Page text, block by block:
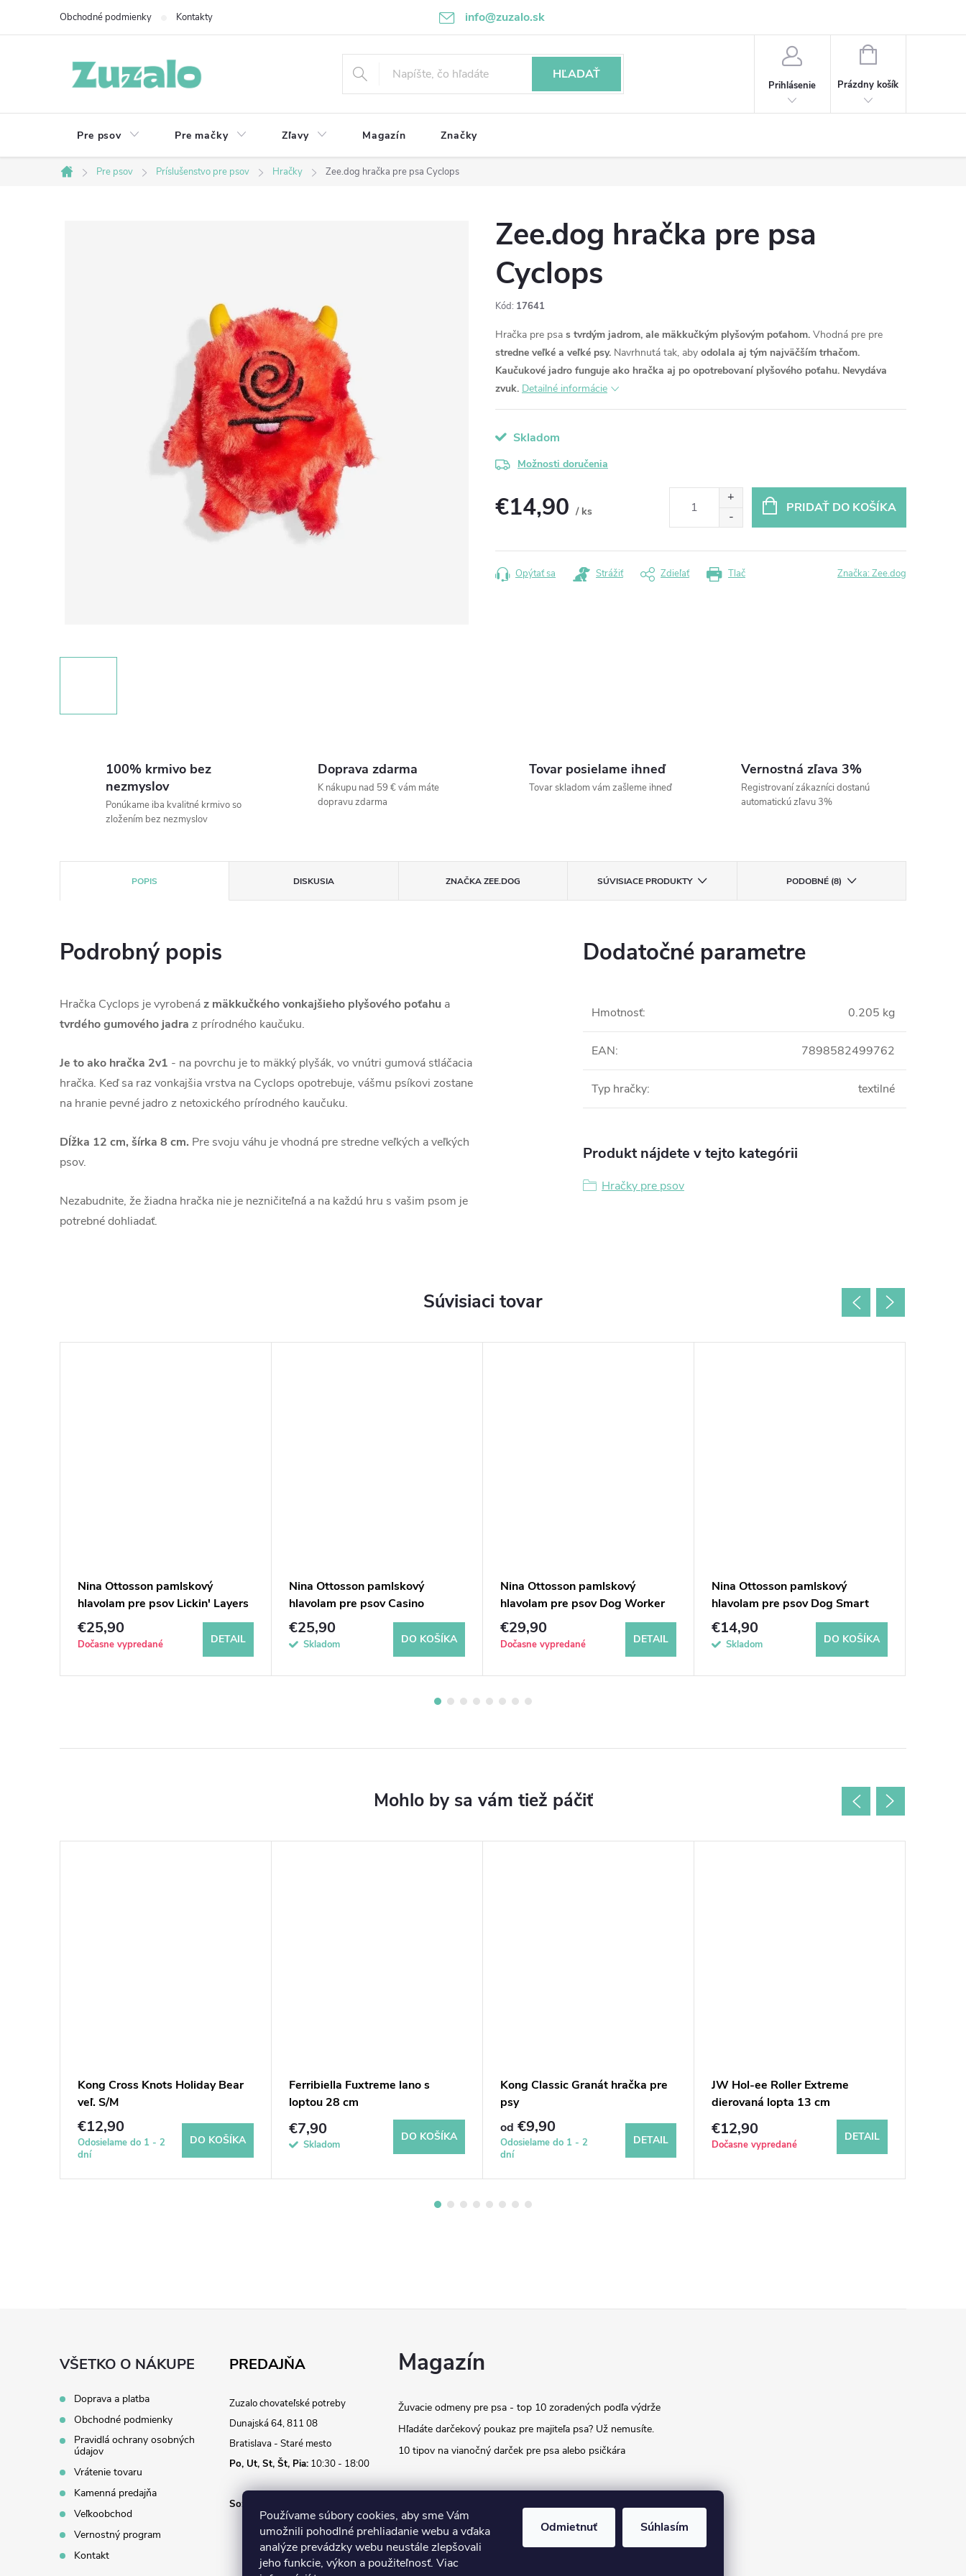
Používame súbory cookies, aby sme Vám
umožnili pohodlné prehliadanie webu a vďaka
analýze prevádzky webu neustále zlepšovali
jeho funkcie, výkon a použiteľnosť. Viac
Odmietnuť Súhlasím
info@zuzalo.sk
Obchodné podmienky Kontakty
HĽADAŤ
Prihlásenie
NÁKUPNÝ
Prázdny košík
Pre psov Pre mačky Zľavy Magazín Značky
Domov
Pre psov Príslušenstvo pre psov Hračky Zee.dog hračka pre psa Cyclops
Zee.dog hračka pre psa
Cyclops
Kód: 17641
Hračka pre psa s tvrdým jadrom, ale mäkkučkým plyšovým poťahom. Vhodná pre pre
stredne veľké a veľké psy. Navrhnutá tak, aby odolala aj tým najväčším trhačom.
Kaučukové jadro funguje ako hračka aj po opotrebovaní plyšového poťahu. Nevydáva
zvuk. Detailné informácie
Skladom
Možnosti doručenia
€14,90 / ks
PRIDAŤ DO KOŠÍKA
Tlač
Opýtať sa Strážiť Zdieľať Značka: Zee.dog
100% krmivo bez
nezmyslov
Ponúkame iba kvalitné krmivo so
zložením bez nezmyslov
Doprava zdarma
K nákupu nad 59 € vám máte
dopravu zdarma
Tovar posielame ihneď
Tovar skladom vám zašleme ihneď
Vernostná zľava 3%
Registrovaní zákazníci dostanú
automatickú zľavu 3%
POPIS DISKUSIA ZNAČKAZEE.DOG SÚVISIACE PRODUKTY PODOBNÉ (8)
Podrobný popis
Hračka Cyclops je vyrobenáz mäkkučkého vonkajšieho plyšového poťahu a
tvrdého gumového jadra z prírodného kaučuku.
Je to ako hračka 2v1 - na povrchu je to mäkký plyšák, vo vnútri gumová stláčacia
hračka. Keď sa raz vonkajšia vrstva na Cyclops opotrebuje, vášmu psíkovi zostane
na hranie pevné jadro z netoxického prírodného kaučuku.
Dĺžka 12 cm, šírka 8 cm. Pre svoju váhu je vhodná pre stredne veľkých a veľkých
psov.
Nezabudnite, že žiadna hračka nie je nezničiteľná a na každú hru s vašim psom je
potrebné dohliadať.
Dodatočné parametre
Hmotnosť: 0.205 kg
EAN: 7898582499762
Typ hračky: textilné
Produkt nájdete v tejto kategórii
Hračky pre psov
Súvisiaci tovar
Nina Ottosson pamlskový
hlavolam pre psov Lickin' Layers
€25,90
Dočasne vypredané DETAIL
Nina Ottosson pamlskový
hlavolam pre psov Casino
€25,90
Skladom DO KOŠÍKA
Nina Ottosson pamlskový
hlavolam pre psov Dog Worker
composite
€29,90
Dočasne vypredané DETAIL
Nina Ottosson pamlskový
hlavolam pre psov Dog Smart
€14,90
Skladom DO KOŠÍKA
Kong Cross Knots Holiday Bear
veľ. S/M
€12,90
Odosielame do 1 - 2
dní
DO KOŠÍKA
Ferribiella Fuxtreme lano s
loptou 28 cm
€7,90
Skladom
DO KOŠÍKA
Kong Classic Granát hračka pre
psy
od €9,90
Odosielame do 1 - 2
dní
DETAIL
JW Hol-ee Roller Extreme
dierovaná lopta 13 cm
€12,90
Dočasne vypredané
DETAIL
VŠETKO O NÁKUPE
Doprava a platba
Obchodné podmienky
Pravidlá ochrany osobných
údajov
Vrátenie tovaru
Kamenná predajňa
Veľkoobchod
Vernostný program
Kontakt
PREDAJŇA
Zuzalo chovateľské potreby
Dunajská 64, 811 08
Bratislava - Staré mesto
Po, Ut, St, Št, Pia:10:30 - 18:00
So:
Magazín
Žuvacie odmeny pre psa - top 10 zoradených podľa výdrže
Hľadáte darčekový poukaz pre majiteľa psa? Už nemusíte.
10 tipov na vianočný darček pre psa alebo psičkára